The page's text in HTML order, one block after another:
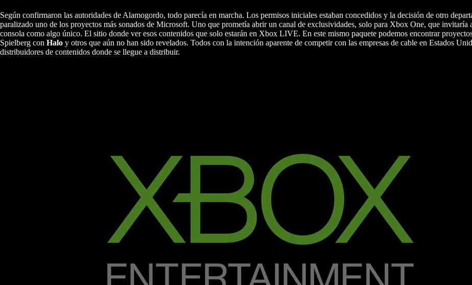
Según confirmaron las autoridades de Alamogordo, todo parecía en marcha. Los permisos iniciales estaban concedidos y la decisión de otro
paralizado uno de los proyectos más sonados de Microsoft. Uno que prometía abrir un canal de exclusividades, solo para Xbox One, que invitaría
consola como algo único. El sitio donde ver esos contenidos que solo estarán en Xbox LIVE. En este mismo paquete podemos encontrar
Spielberg con Halo y otros que aún no han sido revelados. Todos con la intención aparente de competir con las empresas de cable en Estados
distribuidores de contenidos donde se llegue a distribuir.